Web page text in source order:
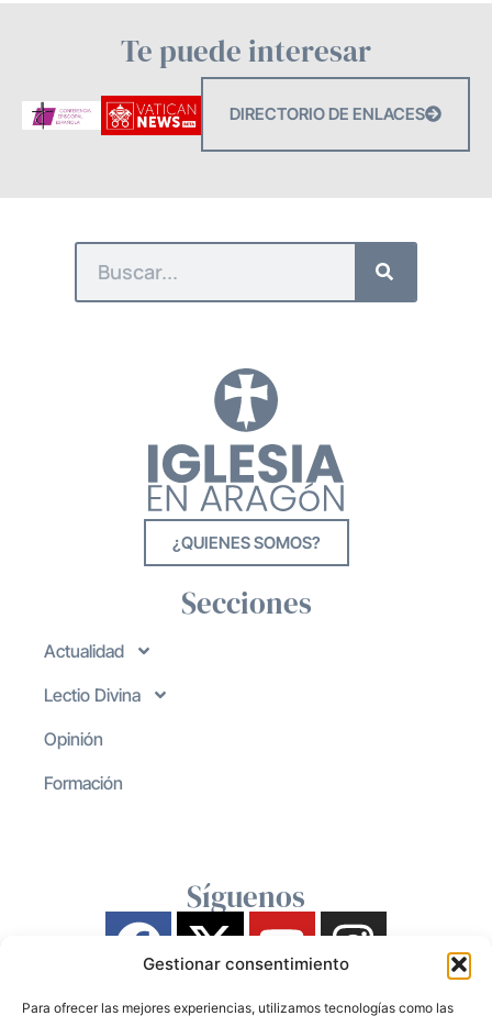
Gestionar consentimiento
Para ofrecer las mejores experiencias, utilizamos tecnologías como las
Te puede interesar
DIRECTORIO DE ENLACES
¿QUIENES SOMOS?
Secciones
Actualidad
Lectio Divina
Opinión
Formación
Síguenos